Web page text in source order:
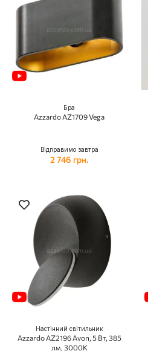
Бра
Azzardo AZ1709 Vega
Відправимо завтра
2 746 грн.
Настінний світильник
Azzardo AZ2196 Avon, 5 Вт, 385
лм, 3000K